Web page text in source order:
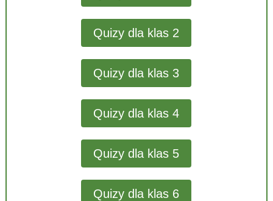
Quizy dla klas 2
Quizy dla klas 3
Quizy dla klas 4
Quizy dla klas 5
Quizy dla klas 6